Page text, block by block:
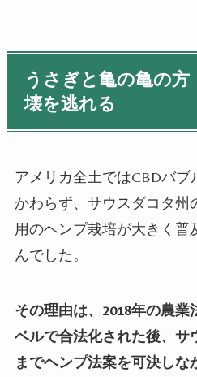
うさぎと亀の亀の方
壊を逃れる
アメリカ全土ではCBDバブ
かわらず、サウスダコタ州
用のヘンプ栽培が大きく普
んでした。
その理由は、2018年の農
ベルで合法化された後、サ
までヘンプ法案を可決しな